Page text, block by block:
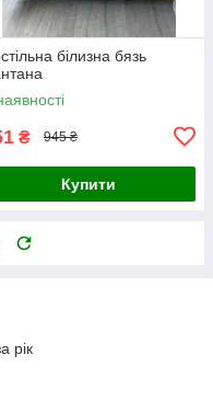
білизна бязь
₴ 945 ₴
Купити
рік